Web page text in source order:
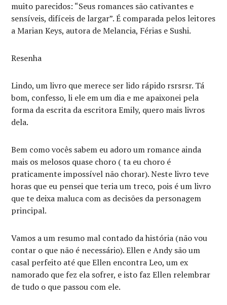
muito parecidos: “Seus romances são cativantes e
sensíveis, difíceis de largar”. É comparada pelos leitores
a Marian Keys, autora de Melancia, Férias e Sushi.
Resenha
Lindo, um livro que merece ser lido rápido rsrsrsr. Tá
bom, confesso, li ele em um dia e me apaixonei pela
forma da escrita da escritora Emily, quero mais livros
dela.
Bem como vocês sabem eu adoro um romance ainda
mais os melosos quase choro ( ta eu choro é
praticamente impossível não chorar). Neste livro teve
horas que eu pensei que teria um treco, pois é um livro
que te deixa maluca com as decisões da personagem
principal.
Vamos a um resumo mal contado da história (não vou
contar o que não é necessário). Ellen e Andy são um
casal perfeito até que Ellen encontra Leo, um ex
namorado que fez ela sofrer, e isto faz Ellen relembrar
de tudo o que passou com ele.